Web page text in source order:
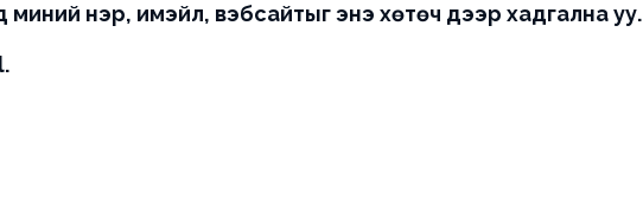
нэр, имэйл, вэбсайтыг энэ хөтөч дээр хадгална уу.